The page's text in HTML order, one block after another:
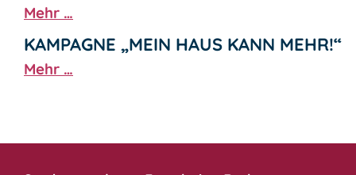
Mehr …
KAMPAGNE „MEIN HAUS KANN MEHR!“
Mehr …